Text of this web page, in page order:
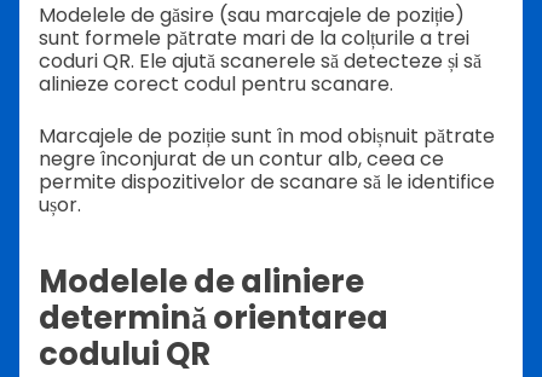
Modelele de găsire (sau marcajele de poziție)
sunt formele pătrate mari de la colțurile a trei
coduri QR. Ele ajută scanerele să detecteze și să
alinieze corect codul pentru scanare.
Marcajele de poziție sunt în mod obișnuit pătrate
negre înconjurat de un contur alb, ceea ce
permite dispozitivelor de scanare să le identifice
ușor.
Modelele de aliniere
determină orientarea
codului QR